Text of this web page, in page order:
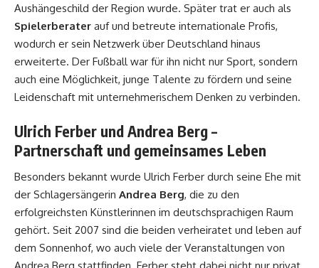
Aushängeschild der Region wurde. Später trat er auch als
Spielerberater auf und betreute internationale Profis,
wodurch er sein Netzwerk über Deutschland hinaus
erweiterte. Der Fußball war für ihn nicht nur Sport, sondern
auch eine Möglichkeit, junge Talente zu fördern und seine
Leidenschaft mit unternehmerischem Denken zu verbinden.
Ulrich Ferber und Andrea Berg –
Partnerschaft und gemeinsames Leben
Besonders bekannt wurde Ulrich Ferber durch seine Ehe mit
der Schlagersängerin Andrea Berg, die zu den
erfolgreichsten Künstlerinnen im deutschsprachigen Raum
gehört. Seit 2007 sind die beiden verheiratet und leben auf
dem Sonnenhof, wo auch viele der Veranstaltungen von
Andrea Berg stattfinden. Ferber steht dabei nicht nur privat